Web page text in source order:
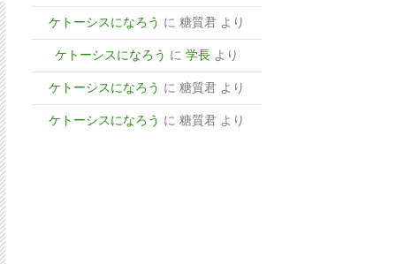
ケトーシスになろう に糖質君 より
ケトーシスになろう に学長 より
ケトーシスになろう に糖質君 より
ケトーシスになろう に糖質君 より